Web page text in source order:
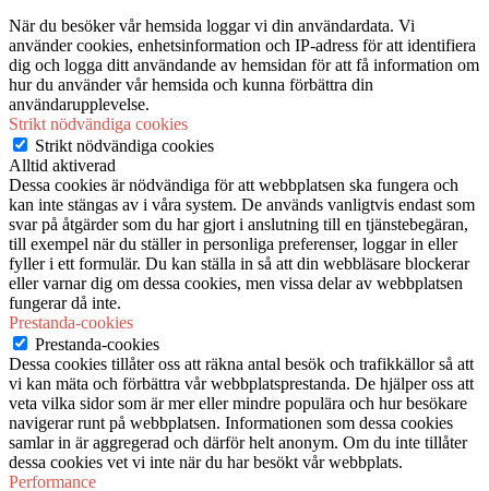
När du besöker vår hemsida loggar vi din användardata. Vi
använder cookies, enhetsinformation och IP-adress för att identifiera
dig och logga ditt användande av hemsidan för att få information om
hur du använder vår hemsida och kunna förbättra din
användarupplevelse.
Strikt nödvändiga cookies
Strikt nödvändiga cookies
Alltid aktiverad
Dessa cookies är nödvändiga för att webbplatsen ska fungera och
kan inte stängas av i våra system. De används vanligtvis endast som
svar på åtgärder som du har gjort i anslutning till en tjänstebegäran,
till exempel när du ställer in personliga preferenser, loggar in eller
fyller i ett formulär. Du kan ställa in så att din webbläsare blockerar
eller varnar dig om dessa cookies, men vissa delar av webbplatsen
fungerar då inte.
Prestanda-cookies
Prestanda-cookies
Dessa cookies tillåter oss att räkna antal besök och trafikkällor så att
vi kan mäta och förbättra vår webbplatsprestanda. De hjälper oss att
veta vilka sidor som är mer eller mindre populära och hur besökare
navigerar runt på webbplatsen. Informationen som dessa cookies
samlar in är aggregerad och därför helt anonym. Om du inte tillåter
dessa cookies vet vi inte när du har besökt vår webbplats.
Performance